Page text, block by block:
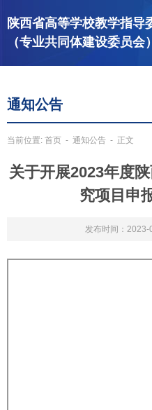
陕西省高等学校教学指导
（专业共同体建设委员会）
通知公告
当前位置: 首页 - 通知公告 - 正文
关于开展2023年度
究项目申
发布时间：